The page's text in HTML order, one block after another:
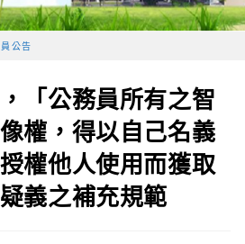
公告
「公務員所有之智
權，得以自己名義
權他人使用而獲取
義之補充規範